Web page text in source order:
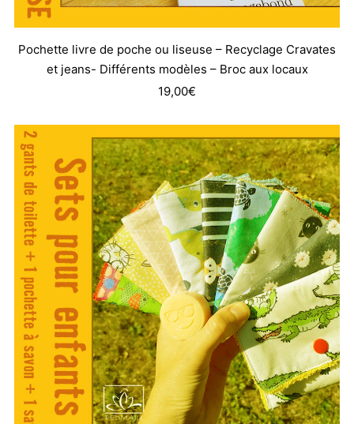
Pochette livre de poche ou liseuse – Recyclage Cravates
et jeans- Différents modèles – Broc aux locaux
19,00€